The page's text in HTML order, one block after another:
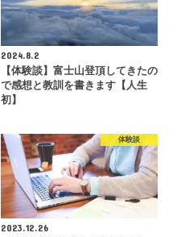
2024.8.2
【体験談】富士山登頂してきたの
で感想と教訓を書きます【人生
初】
体験談
2023.12.26